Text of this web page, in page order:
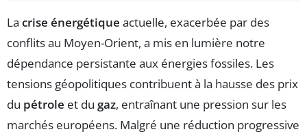
La crise énergétique actuelle, exacerbée par des
conflits au Moyen-Orient, a mis en lumière notre
dépendance persistante aux énergies fossiles. Les
tensions géopolitiques contribuent à la hausse des prix
du pétrole et du gaz, entraînant une pression sur les
marchés européens. Malgré une réduction progressive